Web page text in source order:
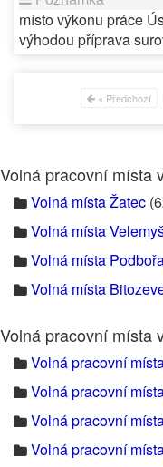
místo výkonu práce
výhodou příprava
« Předchozí
Volná pracovní místa
Volná místa Žatec
Volná místa
Volná místa
Volná místa
Volná pracovní místa
Volná pracovní
Volná pracovní
Volná pracovní
Volná pracovní